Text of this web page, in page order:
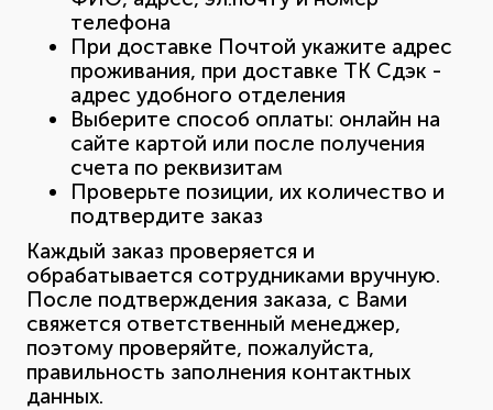
телефона
При доставке Почтой укажите адрес
проживания, при доставке ТК Сдэк -
адрес удобного отделения
Выберите способ оплаты: онлайн на
сайте картой или после получения
счета по реквизитам
Проверьте позиции, их количество и
подтвердите заказ
Каждый заказ проверяется и
обрабатывается сотрудниками вручную.
После подтверждения заказа, с Вами
свяжется ответственный менеджер,
поэтому проверяйте, пожалуйста,
правильность заполнения контактных
данных.